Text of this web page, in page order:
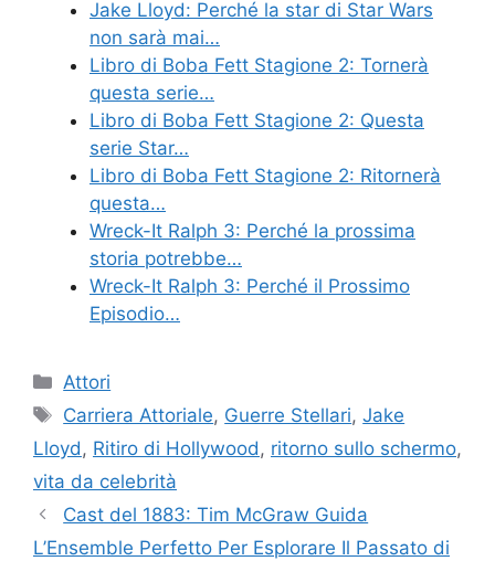
Jake Lloyd: Perché la star di Star Wars
non sarà mai…
Libro di Boba Fett Stagione 2: Tornerà
questa serie…
Libro di Boba Fett Stagione 2: Questa
serie Star…
Libro di Boba Fett Stagione 2: Ritornerà
questa…
Wreck-It Ralph 3: Perché la prossima
storia potrebbe…
Wreck-It Ralph 3: Perché il Prossimo
Episodio…
Categories
Attori
Tags
Carriera Attoriale, Guerre Stellari,Jake
Lloyd, Ritiro di Hollywood, ritorno sullo schermo,
vita da celebrità
Cast del 1883: Tim McGraw Guida
L’Ensemble Perfetto Per Esplorare Il Passato di